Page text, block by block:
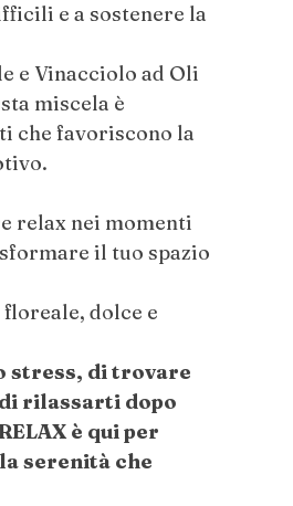
e a sostenere la
e Vinacciolo ad Oli
miscela è
che favoriscono la
relax nei momenti
il tuo spazio
dolce e
stress, di trovare
rilassarti dopo
è qui per
serenità che